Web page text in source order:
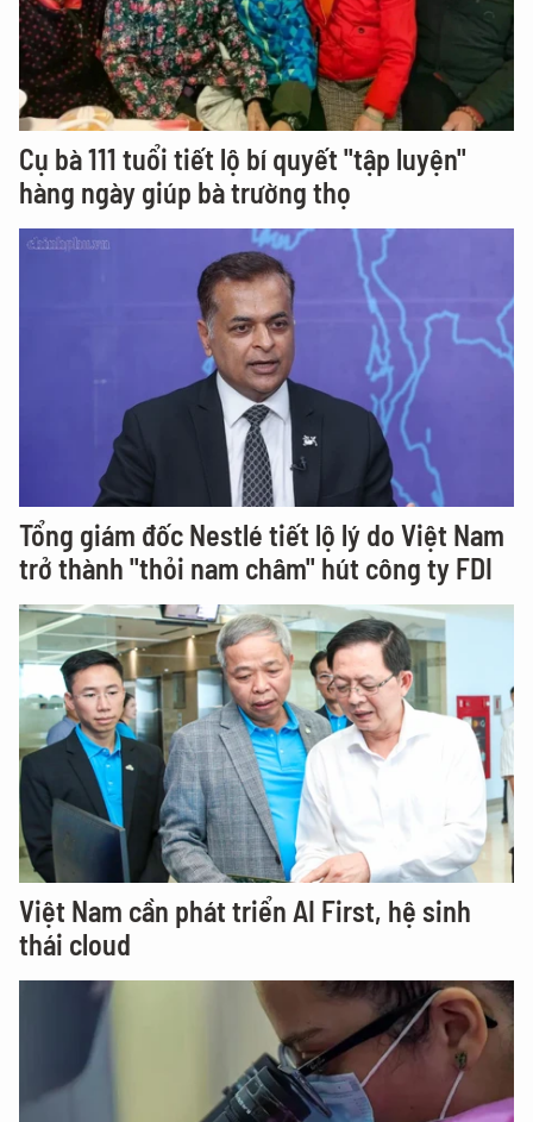
Cụ bà 111 tuổi tiết lộ bí quyết "tập luyện"
hàng ngày giúp bà trường thọ
Tổng giám đốc Nestlé tiết lộ lý do Việt Nam
trở thành "thỏi nam châm" hút công ty FDI
Việt Nam cần phát triển AI First, hệ sinh
thái cloud